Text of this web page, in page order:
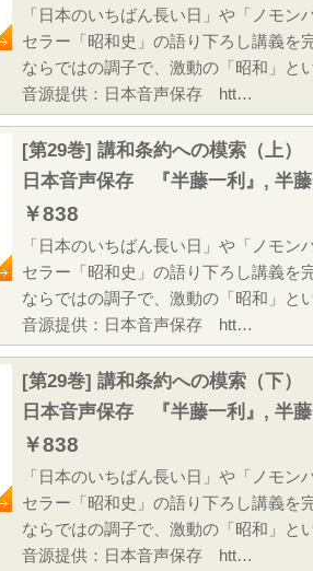
「日本のいちばん長い日」や「ノモ
セラー「昭和史」の語り下ろし講義を
ならではの調子で、激動の「昭和」
音源提供：日本音声保存 htt…
[第29巻] 講和条約への模索（上）
日本音声保存 『半藤一利』, 半
￥838
「日本のいちばん長い日」や「ノモ
セラー「昭和史」の語り下ろし講義を
ならではの調子で、激動の「昭和」
音源提供：日本音声保存 htt…
[第29巻] 講和条約への模索（下）
日本音声保存 『半藤一利』, 半
￥838
「日本のいちばん長い日」や「ノモ
セラー「昭和史」の語り下ろし講義を
ならではの調子で、激動の「昭和」
音源提供：日本音声保存 htt…